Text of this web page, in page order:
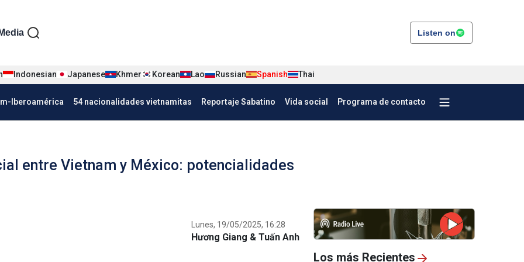
tiếng Tây ban nha
Media Listen on
Indonesian Japanese Khmer Korean Lao Russian Spanish Thai
Iberoamérica 54 nacionalidades vietnamitas Reportaje Sabatino Vida social Programa de contacto
entre Vietnam y México: potencialidades
Lunes, 19/05/2025, 16:28
Hương Giang & Tuấn Anh
Los más Recientes